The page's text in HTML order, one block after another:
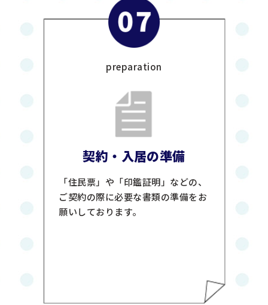
preparation
契約・入居の準備
「住民票」や「印鑑証明」などの、
ご契約の際に必要な書類の準備をお
願いしております。